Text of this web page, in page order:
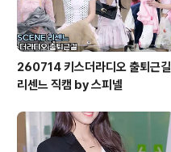
260714 키스더라디오 출퇴근길
리센느 직캠 by 스피넬